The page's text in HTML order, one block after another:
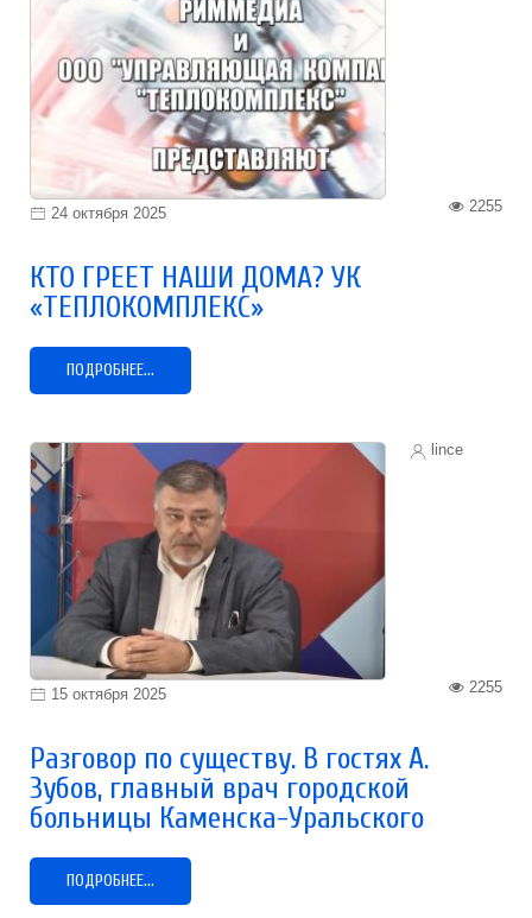
24 октября 2025 2255
КТО ГРЕЕТ НАШИ ДОМА? УК
«ТЕПЛОКОМПЛЕКС»
ПОДРОБНЕЕ...
lince
15 октября 2025 2255
Разговор по существу. В гостях А.
Зубов, главный врач городской
больницы Каменска-Уральского
ПОДРОБНЕЕ...